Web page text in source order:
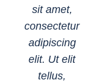
sit amet,
consectetur
adipiscing
elit. Ut elit
tellus,